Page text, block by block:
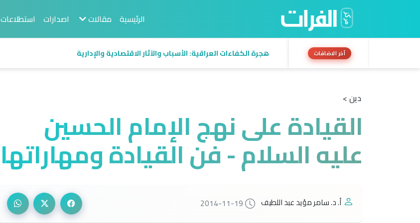
الرئيسية مقالات اصدارات استطلاعات
آخر الاضافات هجرة الكفاءات العراقية: الأسباب والآثار الاقتصادية والإدارية
دين >
القيادة على نهج الإمام الحسين
عليه السلام - فن القيادة ومهاراتها
أ. د. سامر مؤيد عبد اللطيف 2014-11-19